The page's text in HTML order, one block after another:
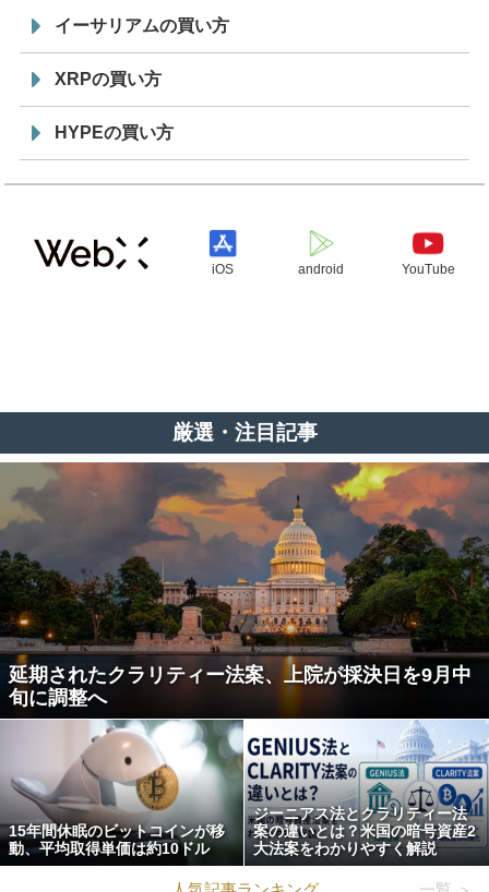
イーサリアムの買い方
XRPの買い方
HYPEの買い方
iOS android YouTube
厳選・注目記事
延期されたクラリティー法案、上院が採決日を9月中
旬に調整へ
15年間休眠のビットコインが移
動、平均取得単価は約10ドル
ジーニアス法とクラリティー法
案の違いとは？米国の暗号資産2
大法案をわかりやすく解説